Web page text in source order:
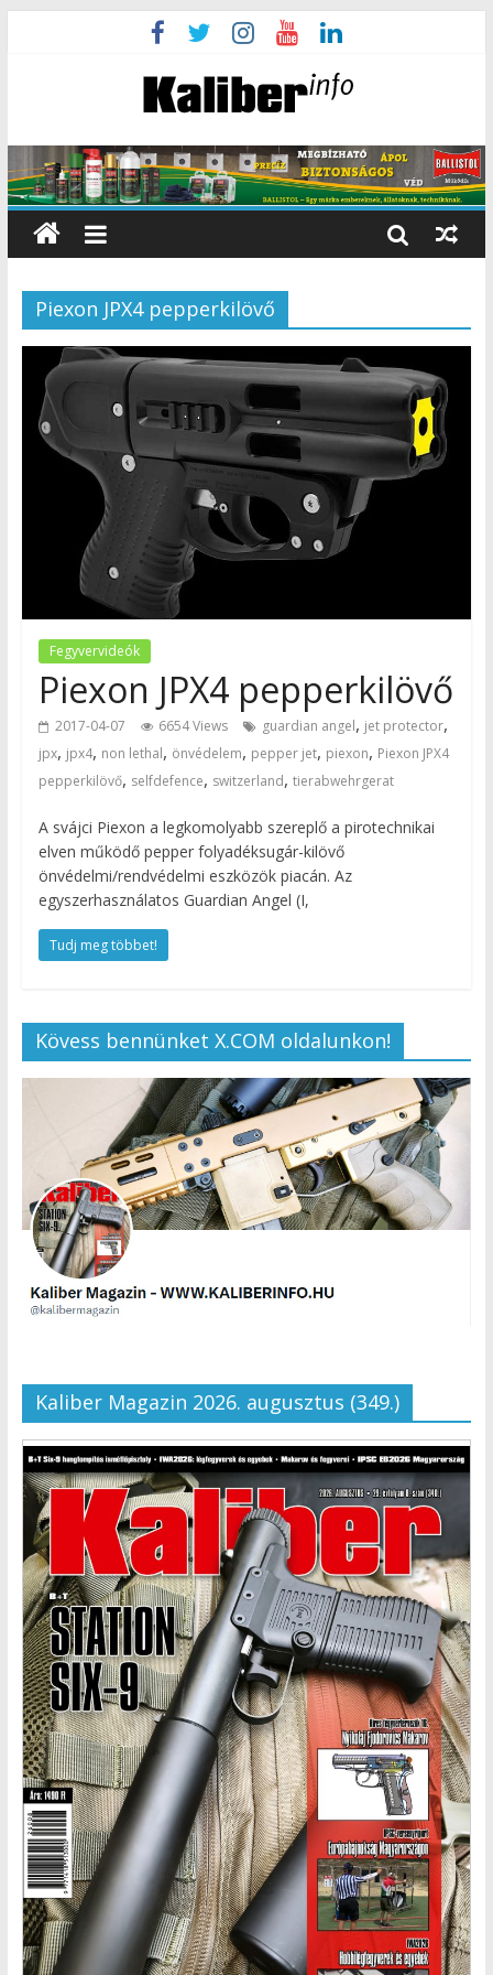
Piexon JPX4 pepperkilövő
Fegyvervideók
Piexon JPX4 pepperkilövő
2017-04-07 6654 Views guardian angel, jet protector,
jpx, jpx4, non lethal, önvédelem, pepper jet, piexon, Piexon JPX4
pepperkilövő, selfdefence, switzerland, tierabwehrgerat
A svájci Piexon a legkomolyabb szereplő a pirotechnikai
elven működő pepper folyadéksugár-kilövő
önvédelmi/rendvédelmi eszközök piacán. Az
egyszerhasználatos Guardian Angel (I,
Tudj meg többet!
Kövess bennünket X.COM oldalunkon!
Kaliber Magazin 2026. augusztus (349.)